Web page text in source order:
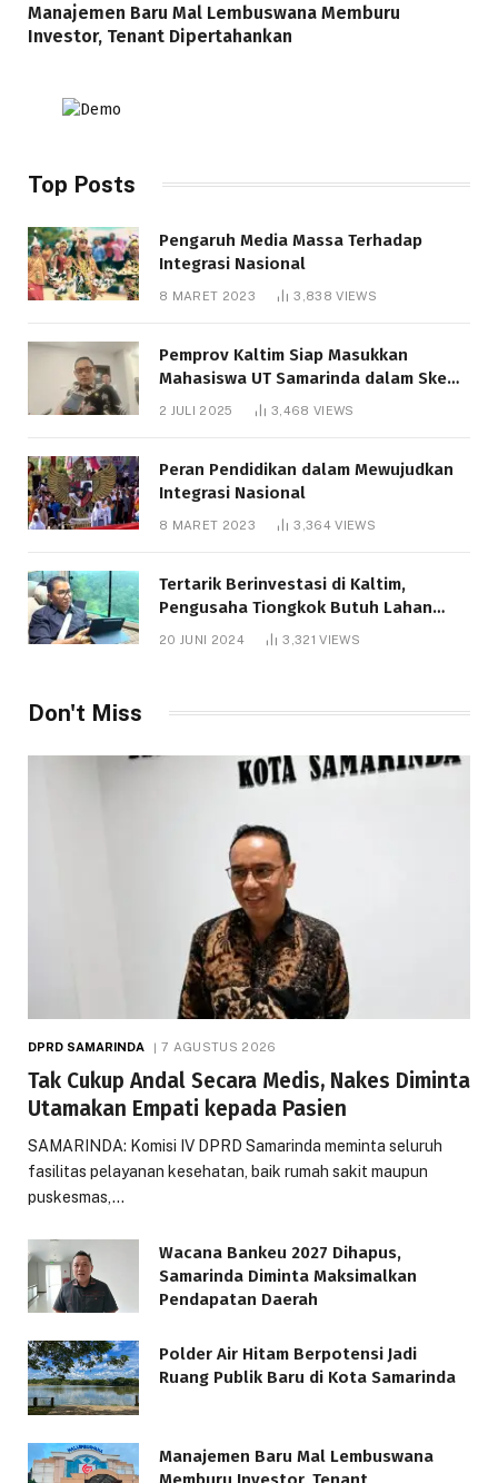
Manajemen Baru Mal Lembuswana Memburu
Investor, Tenant Dipertahankan
Top Posts
Pengaruh Media Massa Terhadap
Integrasi Nasional
8 MARET 2023 3,838VIEWS
Pemprov Kaltim Siap Masukkan
Mahasiswa UT Samarinda dalam Skema
Bantuan Pendidikan Gratispol
2 JULI 2025 3,468 VIEWS
Peran Pendidikan dalam Mewujudkan
Integrasi Nasional
8 MARET 2023 3,364VIEWS
Tertarik Berinvestasi di Kaltim,
Pengusaha Tiongkok Butuh Lahan
1.000 Hektare
20 JUNI 2024 3,321VIEWS
Don't Miss
DPRD SAMARINDA 7 AGUSTUS 2026
Tak Cukup Andal Secara Medis, Nakes Diminta
Utamakan Empati kepada Pasien
SAMARINDA: Komisi IV DPRD Samarinda meminta seluruh
fasilitas pelayanan kesehatan, baik rumah sakit maupun
puskesmas,…
Wacana Bankeu 2027 Dihapus,
Samarinda Diminta Maksimalkan
Pendapatan Daerah
Polder Air Hitam Berpotensi Jadi
Ruang Publik Baru di Kota Samarinda
Manajemen Baru Mal Lembuswana